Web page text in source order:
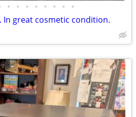
• • • • • • • •
great cosmetic condition.